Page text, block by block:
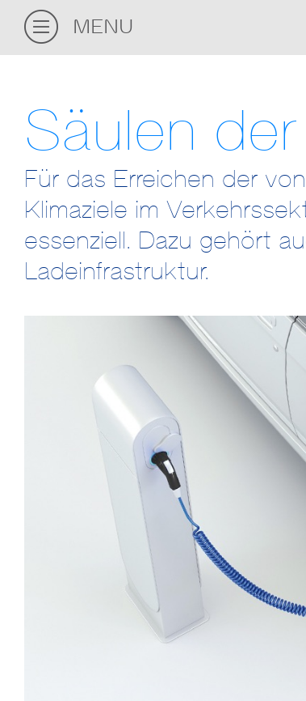
MENU
Säulen
Für das Erreichen der
Klimaziele im
essenziell. Dazu gehört
Ladeinfrastruktur.